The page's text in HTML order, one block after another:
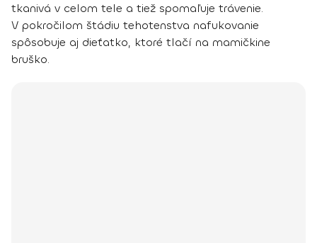
tkanivá v celom tele a tiež spomaľuje trávenie.
V pokročilom štádiu tehotenstva nafukovanie
spôsobuje aj dieťatko, ktoré tlačí na mamičkine
bruško.